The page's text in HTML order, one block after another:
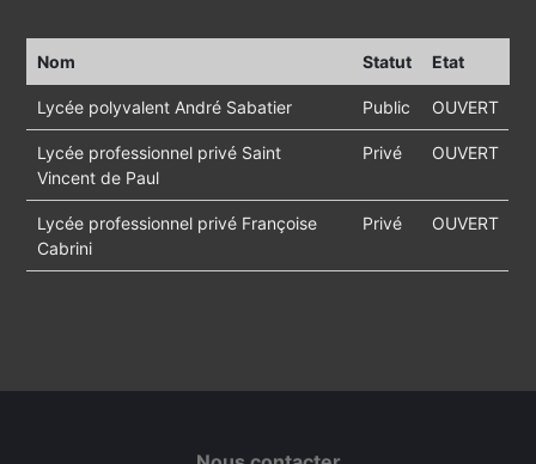
Nom Statut Etat
Lycée polyvalent André Sabatier Public OUVERT
Lycée professionnel privé Saint
Vincent de Paul
Privé OUVERT
Lycée professionnel privé Françoise
Cabrini
Privé OUVERT